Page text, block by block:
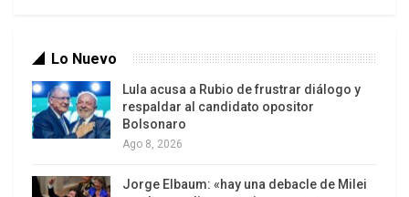
fondo en el tema, es difícil que la relación
económica y comercial pueda empeorar más»,
criticó el académico en entrevista con IPS.
China es el segundo socio comercial, detrás de
Estados Unidos, de México, que no se ha
Lo Nuevo
Lula acusa a Rubio de frustrar diálogo y
respaldar al candidato opositor
Bolsonaro
Ago 8, 2026
Jorge Elbaum: «hay una debacle de Milei